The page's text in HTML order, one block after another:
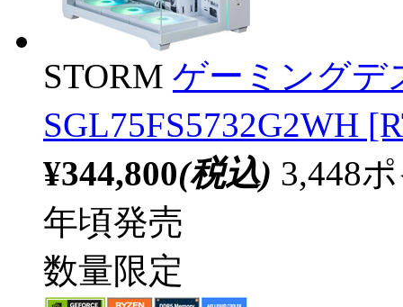
STORM ゲーミングデ
SGL75FS5732G2WH
¥344,800(税込) 3,448
年頃発売
数量限定